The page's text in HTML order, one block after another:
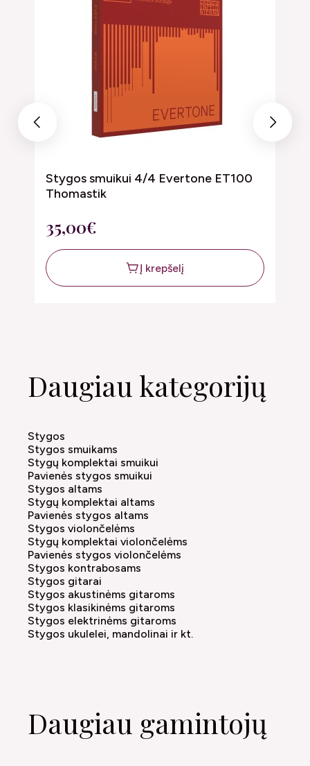
Previous
Stygos smuikui 4/4 Evertone ET100
Thomastik
35,00€
Į krepšelį
Next
Daugiau kategorijų
Stygos
Stygos smuikams
Stygų komplektai smuikui
Pavienės stygos smuikui
Stygos altams
Stygų komplektai altams
Pavienės stygos altams
Stygos violončelėms
Stygų komplektai violončelėms
Pavienės stygos violončelėms
Stygos kontrabosams
Stygos gitarai
Stygos akustinėms gitaroms
Stygos klasikinėms gitaroms
Stygos elektrinėms gitaroms
Stygos ukulelei, mandolinai ir kt.
Daugiau gamintojų